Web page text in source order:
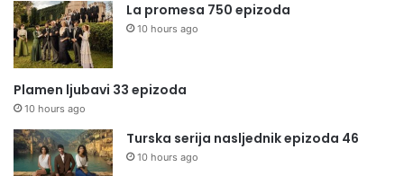
La promesa 750 epizoda
10 hours ago
Plamen ljubavi 33 epizoda
10 hours ago
Turska serija nasljednik epizoda 46
10 hours ago